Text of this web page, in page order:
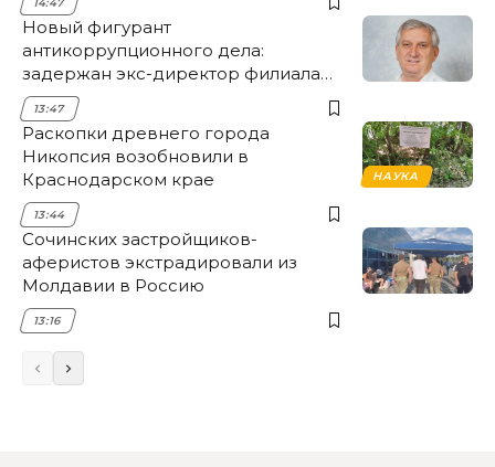
Новый фигурант
антикоррупционного дела:
задержан экс-директор филиала
НЭСК Крымска
13:47
НАУКА
Раскопки древнего города
Никопсия возобновили в
Краснодарском крае
13:44
Сочинских застройщиков-
аферистов экстрадировали из
Молдавии в Россию
13:16